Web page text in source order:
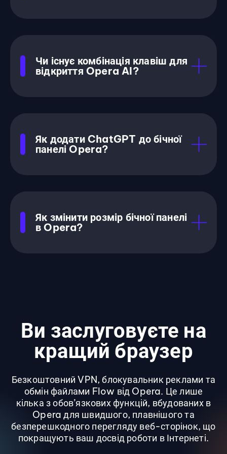
Чи існує комбінація клавіш для
відкриття Opera AI?
Як додати ChatGPT до бічної
панелі Opera?
Як змінити розмір бічної панелі
в Opera?
Ви заслуговуєте на
кращий браузер
Безкоштовний VPN, блокувальник реклами та
обмін файлами Flow від Opera. Це лише
кілька з обов’язкових функцій, вбудованих в
Opera для швидшого, плавнішого та
безперешкодного перегляду веб-сторінок, що
покращують ваш досвід роботи в Інтернеті.